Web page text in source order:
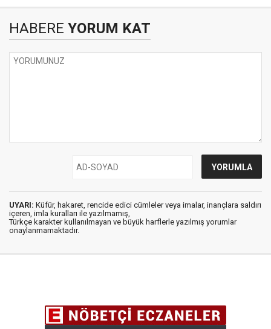
HABERE YORUM KAT
UYARI: Küfür, hakaret, rencide edici cümleler veya imalar, inançlara saldırı
içeren, imla kuralları ile yazılmamış,
Türkçe karakter kullanılmayan ve büyük harflerle yazılmış yorumlar
onaylanmamaktadır.